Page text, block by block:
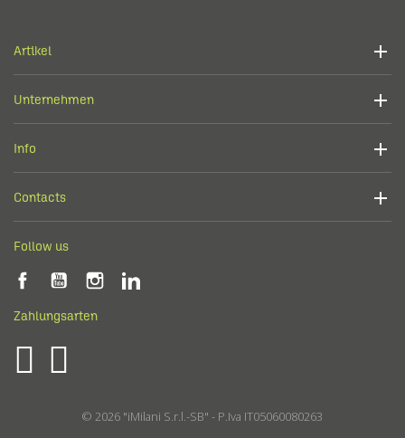
Artikel
Unternehmen
Info
Contacts
Follow us
Zahlungsarten
© 2026 "iMilani S.r.l.-SB" - P.Iva IT05060080263